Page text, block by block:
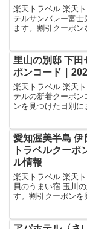
楽天トラベル 楽天
テルサンバレー富
ます。割引クーポン
ものが最新の割引
里山の別邸 下
ポンコード｜
楽天トラベル 楽天
テルの新着クーポ
ンを見つけた日別
クーポンになりま
愛知渥美半島 伊
トラベルクー
ル情報
楽天トラベル 楽天
貝のうまい宿 玉川
す。割引クーポンを
のが最新の割引ク